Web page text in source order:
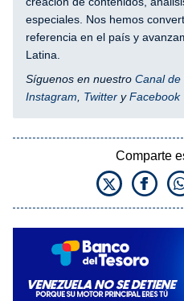
especiales. Nos hemos
referencia en el país y
Latina.
Síguenos en nuestro Canal de
Instagram
Twitter yFacebook
Comparte